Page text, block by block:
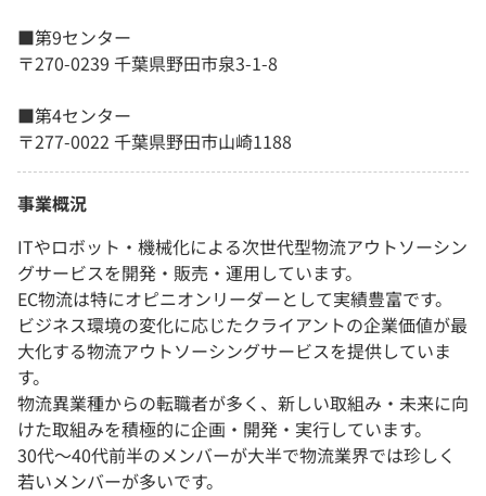
■第9センター
〒270-0239 千葉県野田市泉3-1-8
■第4センター
〒277-0022 千葉県野田市山崎1188
事業概況
ITやロボット・機械化による次世代型物流アウトソーシン
グサービスを開発・販売・運用しています。
EC物流は特にオピニオンリーダーとして実績豊富です。
ビジネス環境の変化に応じたクライアントの企業価値が最
大化する物流アウトソーシングサービスを提供していま
す。
物流異業種からの転職者が多く、新しい取組み・未来に向
けた取組みを積極的に企画・開発・実行しています。
30代～40代前半のメンバーが大半で物流業界では珍しく
若いメンバーが多いです。